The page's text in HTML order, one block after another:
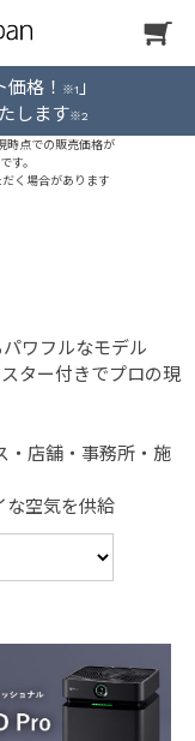
格！ ※1 」
します※2
時点での販売価格が
す。
く場合があります
ワフルなモデル
ター付きでプロの現
・店舗・事務所・施
な空気を供給